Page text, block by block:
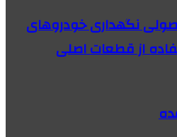
نگهداری خودروهای
از قطعات اصلی